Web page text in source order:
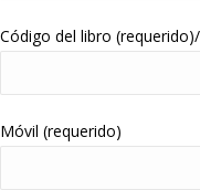
Código del libro
Móvil (requerido)